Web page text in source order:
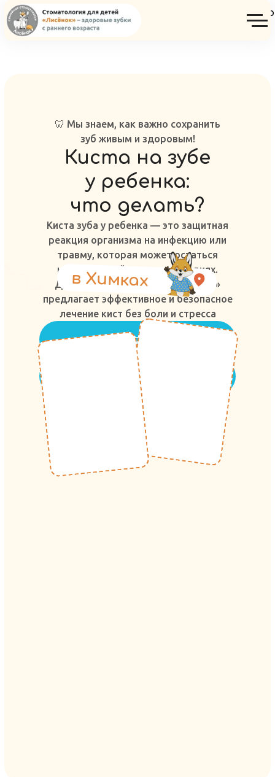
Консультация ортодонта детского
🦷 Мы знаем, как важно сохранить
зуб живым и здоровым!
Киста на зубе
у ребенка:
что делать?
Киста зуба у ребенка — это защитная
реакция организма на инфекцию или
травму, которая может остаться
незамеченной на ранних стадиях.
Детская стоматология «Лисёнок»
предлагает эффективное и безопасное
лечение кист без боли и стресса
Позвонить
Написать в WhatsApp
в Xимках